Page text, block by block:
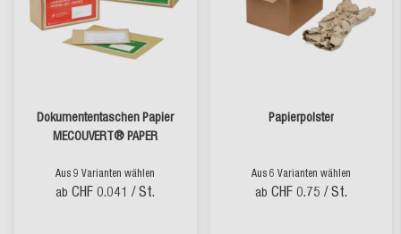
Dokumententaschen Papier
MECOUVERT® PAPER
Aus 9 Varianten wählen
ab CHF 0.041 / St.
Papierpolster
Aus 6 Varianten wählen
ab CHF 0.75 / St.